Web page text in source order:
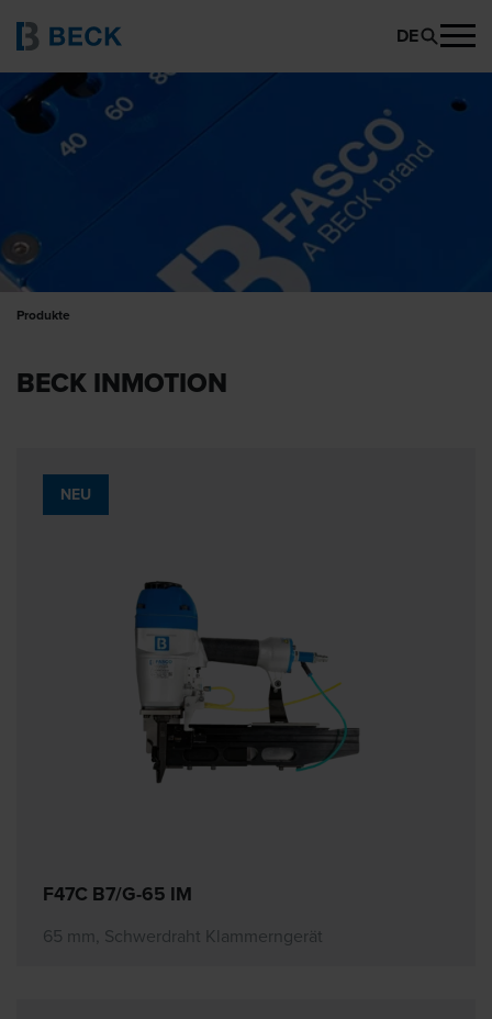
DE
Produkte
BECK INMOTION
NEU
F47C B7/G-65 IM
65 mm, Schwerdraht Klammerngerät